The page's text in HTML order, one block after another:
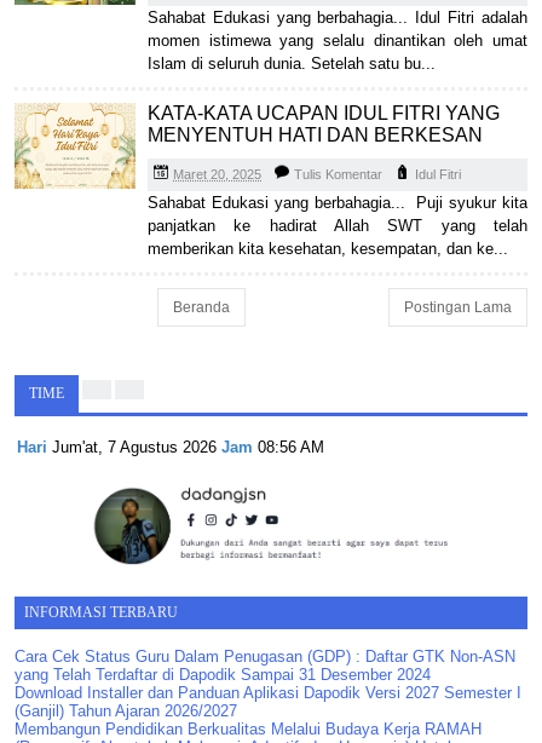
Sahabat Edukasi yang berbahagia... Idul Fitri adalah
momen istimewa yang selalu dinantikan oleh umat
Islam di seluruh dunia. Setelah satu bu...
KATA-KATA UCAPAN IDUL FITRI YANG
MENYENTUH HATI DAN BERKESAN
Maret 20, 2025 Tulis Komentar Idul Fitri
Sahabat Edukasi yang berbahagia... Puji syukur kita
panjatkan ke hadirat Allah SWT yang telah
memberikan kita kesehatan, kesempatan, dan ke...
Postingan Lama
Beranda
TIME
Hari Jum'at, 7 Agustus 2026 Jam 08:56 AM
INFORMASI TERBARU
Cara Cek Status Guru Dalam Penugasan (GDP) : Daftar GTK Non-ASN
yang Telah Terdaftar di Dapodik Sampai 31 Desember 2024
Download Installer dan Panduan Aplikasi Dapodik Versi 2027 Semester I
(Ganjil) Tahun Ajaran 2026/2027
Membangun Pendidikan Berkualitas Melalui Budaya Kerja RAMAH